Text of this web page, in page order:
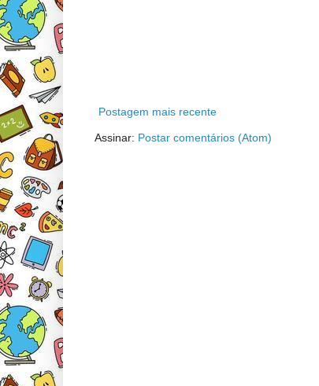
Postagem mais recente
Assinar: Postar comentários (Atom)